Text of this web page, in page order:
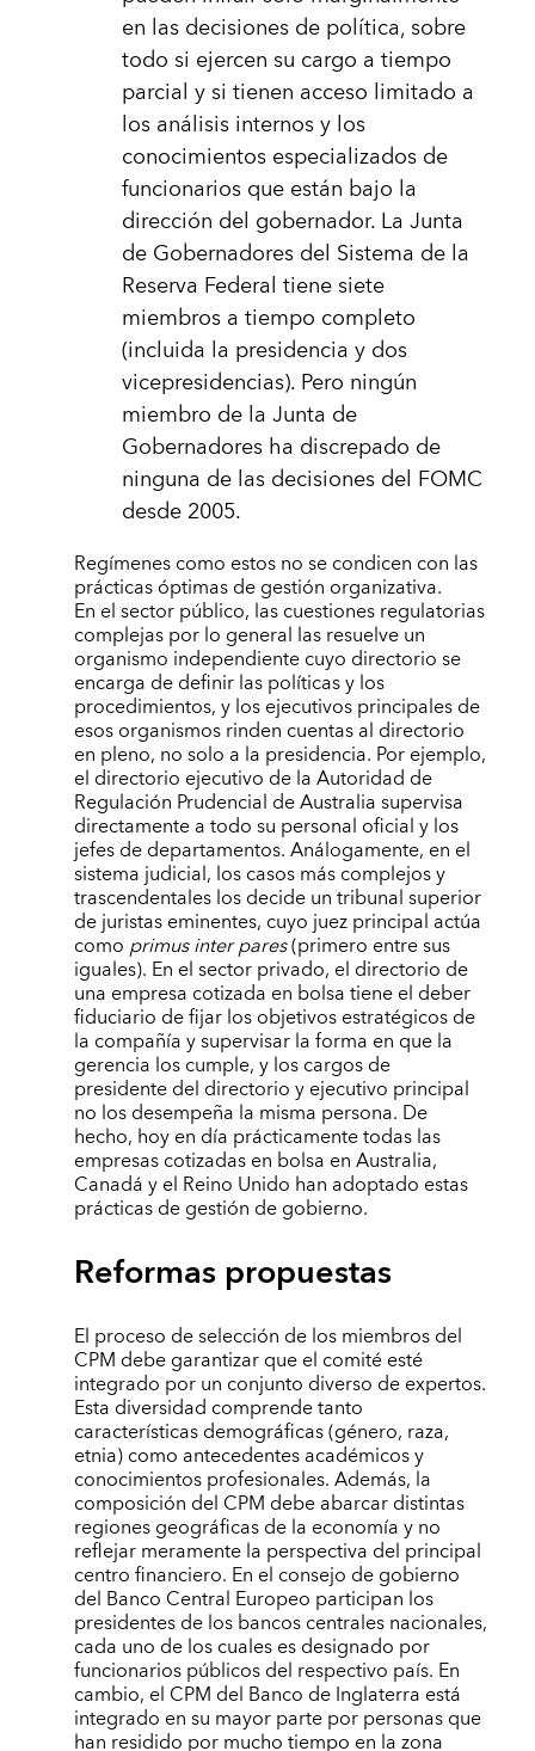
en las decisiones de política, sobre
todo si ejercen su cargo a tiempo
parcial y si tienen acceso limitado a
los análisis internos y los
conocimientos especializados de
funcionarios que están bajo la
dirección del gobernador. La Junta
de Gobernadores del Sistema de la
Reserva Federal tiene siete
miembros a tiempo completo
(incluida la presidencia y dos
vicepresidencias). Pero ningún
miembro de la Junta de
Gobernadores ha discrepado de
ninguna de las decisiones del FOMC
desde 2005.
Regímenes como estos no se condicen con las
prácticas óptimas de gestión organizativa.
En el sector público, las cuestiones regulatorias
complejas por lo general las resuelve un
organismo independiente cuyo directorio se
encarga de definir las políticas y los
procedimientos, y los ejecutivos principales de
esos organismos rinden cuentas al directorio
en pleno, no solo a la presidencia. Por ejemplo,
el directorio ejecutivo de la Autoridad de
Regulación Prudencial de Australia supervisa
directamente a todo su personal oficial y los
jefes de departamentos. Análogamente, en el
sistema judicial, los casos más complejos y
trascendentales los decide un tribunal superior
de juristas eminentes, cuyo juez principal actúa
comoprimus inter pares(primero entre sus
iguales). En el sector privado, el directorio de
una empresa cotizada en bolsa tiene el deber
fiduciario de fijar los objetivos estratégicos de
la compañía y supervisar la forma en que la
gerencia los cumple, y los cargos de
presidente del directorio y ejecutivo principal
no los desempeña la misma persona. De
hecho, hoy en día prácticamente todas las
empresas cotizadas en bolsa en Australia,
Canadá y el Reino Unido han adoptado estas
prácticas de gestión de gobierno.
Reformas propuestas
El proceso de selección de los miembros del
CPM debe garantizar que el comité esté
integrado por un conjunto diverso de expertos.
Esta diversidad comprende tanto
características demográficas (género, raza,
etnia) como antecedentes académicos y
conocimientos profesionales. Además, la
composición del CPM debe abarcar distintas
regiones geográficas de la economía y no
reflejar meramente la perspectiva del principal
centro financiero. En el consejo de gobierno
del Banco Central Europeo participan los
presidentes de los bancos centrales nacionales,
cada uno de los cuales es designado por
funcionarios públicos del respectivo país. En
cambio, el CPM del Banco de Inglaterra está
integrado en su mayor parte por personas que
han residido por mucho tiempo en la zona